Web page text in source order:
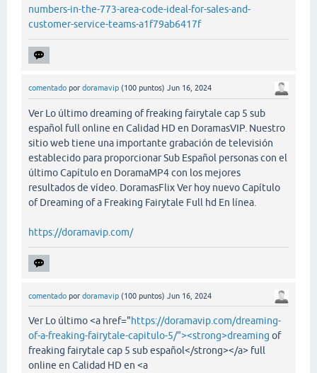
numbers-in-the-773-area-code-ideal-for-sales-and-
customer-service-teams-a1f79ab6417f
comentado por doramavip (100 puntos) Jun 16, 2024
Ver Lo último dreaming of freaking fairytale cap 5 sub
español full online en Calidad HD en DoramasVIP. Nuestro
sitio web tiene una importante grabación de televisión
establecido para proporcionar Sub Español personas con el
último Capítulo en DoramaMP4 con los mejores
resultados de vídeo. DoramasFlix Ver hoy nuevo Capítulo
of Dreaming of a Freaking Fairytale Full hd En línea.
https://doramavip.com/
comentado por doramavip (100 puntos) Jun 16, 2024
Ver Lo último <a href="https://doramavip.com/dreaming-
of-a-freaking-fairytale-capitulo-5/"><strong>dreaming of
freaking fairytale cap 5 sub español</strong></a> full
online en Calidad HD en <a